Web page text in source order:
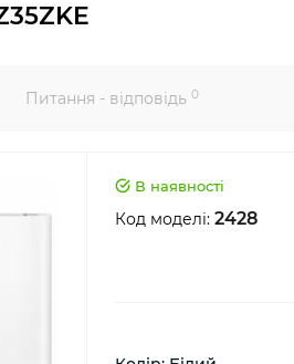
Питання - відповідь 0
В наявності
Код моделі: 2428